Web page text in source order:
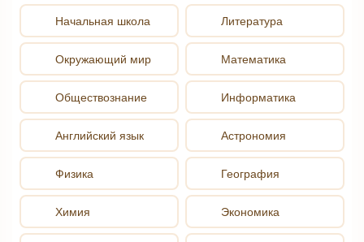
Начальная школа
Окружающий мир
Обществознание
Английский язык
Литература
Математика
Информатика
Астрономия
Физика
Химия
География
Экономика